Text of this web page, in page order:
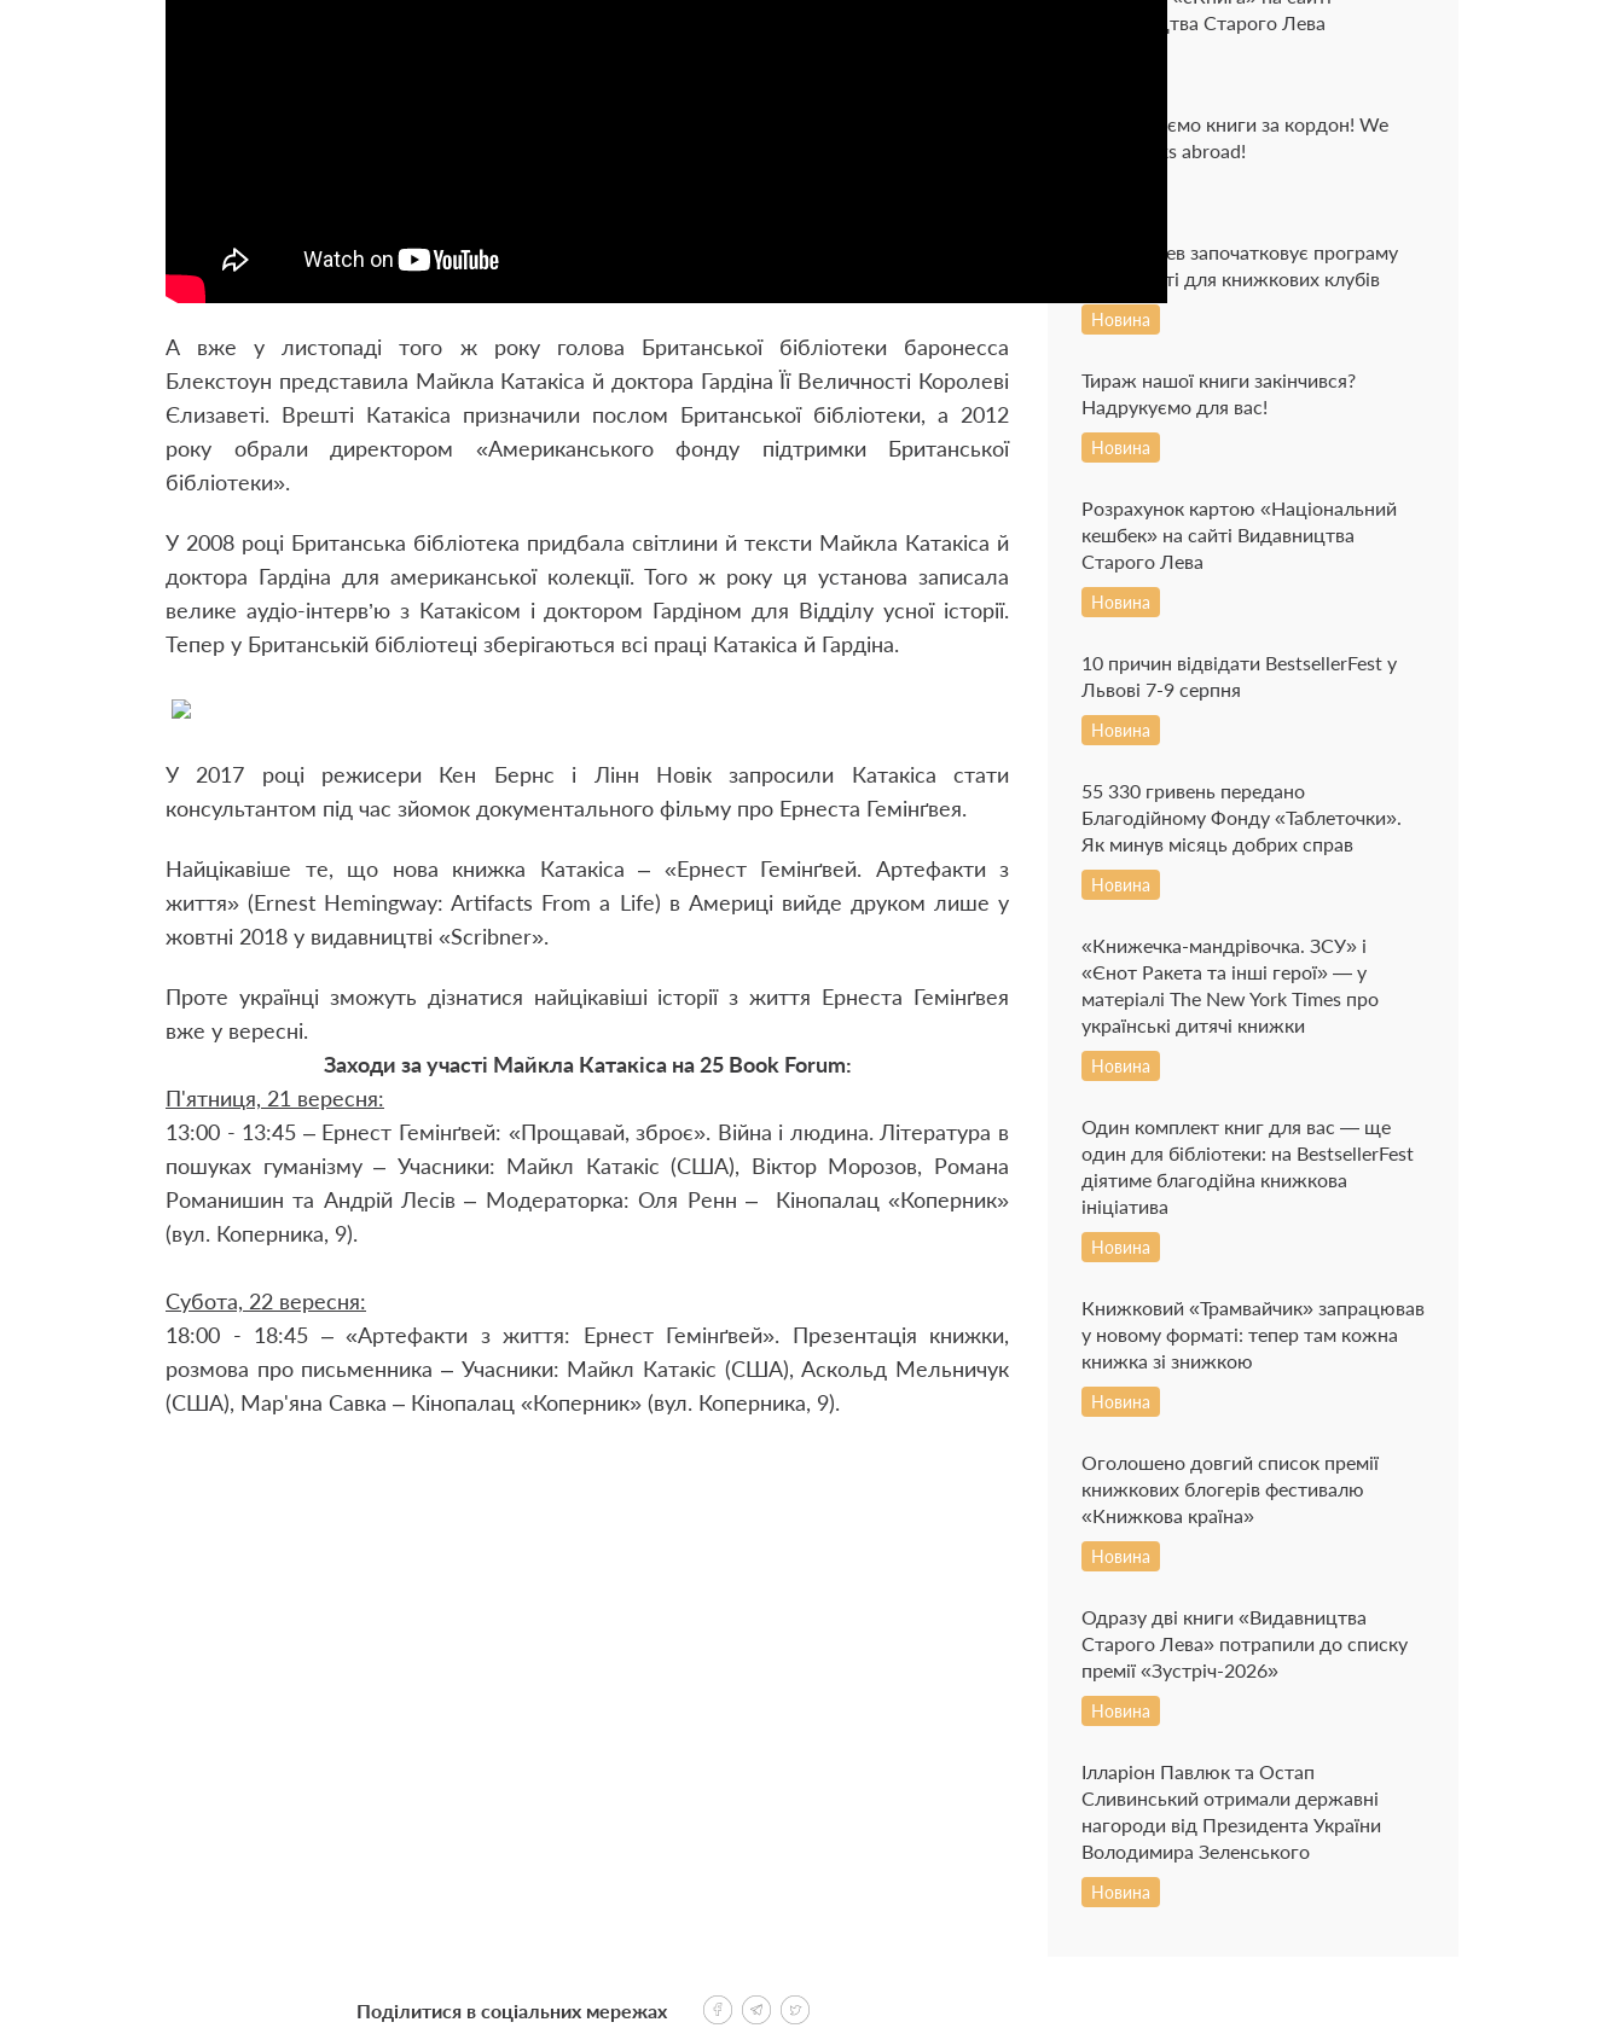
А вже у листопаді того ж року голова Британської бібліотеки баронесса
Блекстоун представила Майкла Катакіса й доктора Гардіна Її Величності Королеві
Єлизаветі. Врешті Катакіса призначили послом Британської бібліотеки, а 2012
року обрали директором «Американського фонду підтримки Британської
бібліотеки».
У 2008 році Британська бібліотека придбала світлини й тексти Майкла Катакіса й
доктора Гардіна для американської колекції. Того ж року ця установа записала
велике аудіо-інтерв’ю з Катакісом і доктором Гардіном для Відділу усної історії.
Тепер у Британській бібліотеці зберігаються всі праці Катакіса й Гардіна.
У 2017 році режисери Кен Бернс і Лінн Новік запросили Катакіса стати
консультантом під час зйомок документального фільму про Ернеста Гемінґвея.
Найцікавіше те, що нова книжка Катакіса – «Ернест Гемінґвей. Артефакти з
життя» (Ernest Hemingway: Artifacts From a Life) в Америці вийде друком лише у
жовтні 2018 у видавництві «Scribner».
Проте українці зможуть дізнатися найцікавіші історії з життя Ернеста Гемінґвея
вже у вересні.
Заходи за участі Майкла Катакіса на 25 Book Forum:
П'ятниця, 21 вересня:
13:00 - 13:45 – Ернест Гемінґвей: «Прощавай, зброє». Війна і людина. Література в
пошуках гуманізму – Учасники: Майкл Катакіс (США), Віктор Морозов, Романа
Романишин та Андрій Лесів – Модераторка: Оля Ренн – Кінопалац «Коперник»
(вул. Коперника, 9).
Субота, 22 вересня:
18:00 - 18:45 – «Артефакти з життя: Ернест Гемінґвей». Презентація книжки,
розмова про письменника – Учасники: Майкл Катакіс (США), Аскольд Мельничук
(США), Мар'яна Савка – Кінопалац «Коперник» (вул. Коперника, 9).
Видавництва Старого Лева
Доставляємо книги за кордон! We
send books abroad!
Старий Лев започатковує програму
лояльності для книжкових клубів
Новина
Тираж нашої книги закінчився?
Надрукуємо для вас!
Новина
Розрахунок картою «Національний
кешбек» на сайті Видавництва
Старого Лева
Новина
10 причин відвідати BestsellerFest у
Львові 7-9 серпня
Новина
55 330 гривень передано
Благодійному Фонду «Таблеточки».
Як минув місяць добрих справ
Новина
«Книжечка-мандрівочка. ЗСУ» і
«Єнот Ракета та інші герої» — у
матеріалі The New York Times про
українські дитячі книжки
Новина
Один комплект книг для вас — ще
один для бібліотеки: на BestsellerFest
діятиме благодійна книжкова
ініціатива
Новина
Книжковий «Трамвайчик» запрацював
у новому форматі: тепер там кожна
книжка зі знижкою
Новина
Оголошено довгий список премії
книжкових блогерів фестивалю
«Книжкова країна»
Новина
Одразу дві книги «Видавництва
Старого Лева» потрапили до списку
премії «Зустріч-2026»
Новина
Ілларіон Павлюк та Остап
Сливинський отримали державні
нагороди від Президента України
Володимира Зеленського
Новина
Поділитися в соціальних мережах